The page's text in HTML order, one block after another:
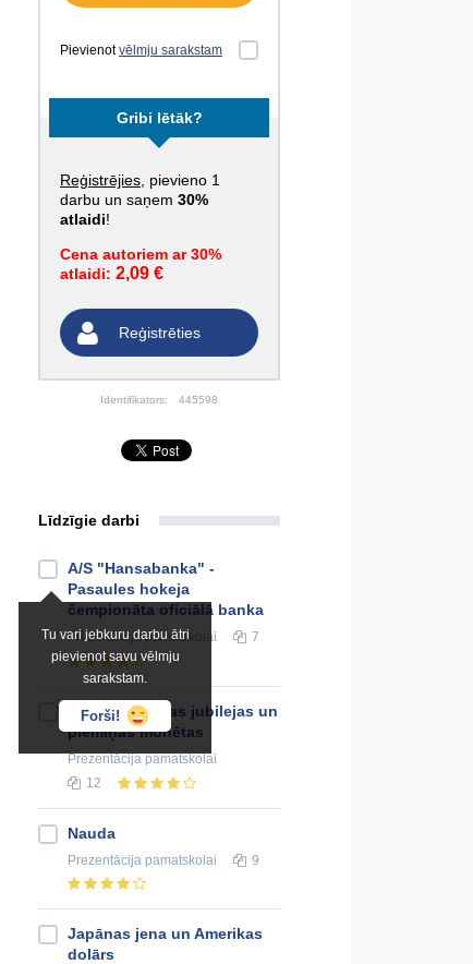
Pievienotvēlmju sarakstam
Gribi lētāk?
Reģistrējies , pievieno 1
darbu un saņem 30%
atlaidi!
Cena autoriem ar 30%
atlaidi: 2,09 €
Reģistrēties
Identifikators: 445598
Līdzīgie darbi
Tu vari jebkuru darbu ātri
pievienot savu vēlmju
sarakstam.
Forši!
A/S "Hansabanka" -
Pasaules hokeja
čempionāta oficiālā banka
Prezentācijapamatskolai 7
Latvijas Bankas jubilejas un
piemiņas monētas
Prezentācijapamatskolai
12
Nauda
Prezentācija pamatskolai 9
Japānas jena un Amerikas
dolārs